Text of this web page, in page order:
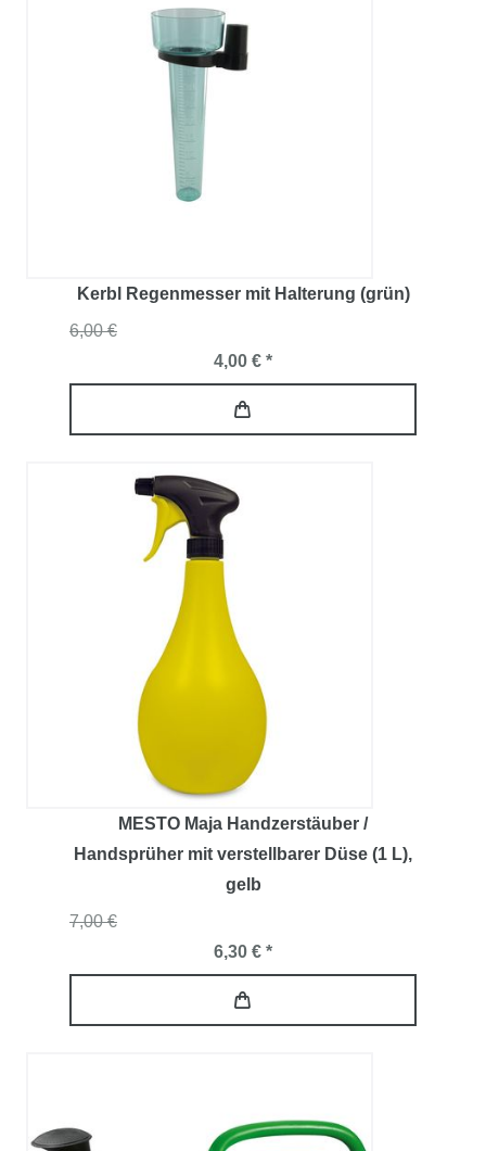
Kerbl Regenmesser mit Halterung (grün)
6,00 €
4,00 € *
MESTO Maja Handzerstäuber /
Handsprüher mit verstellbarer Düse (1 L),
gelb
7,00 €
6,30 € *